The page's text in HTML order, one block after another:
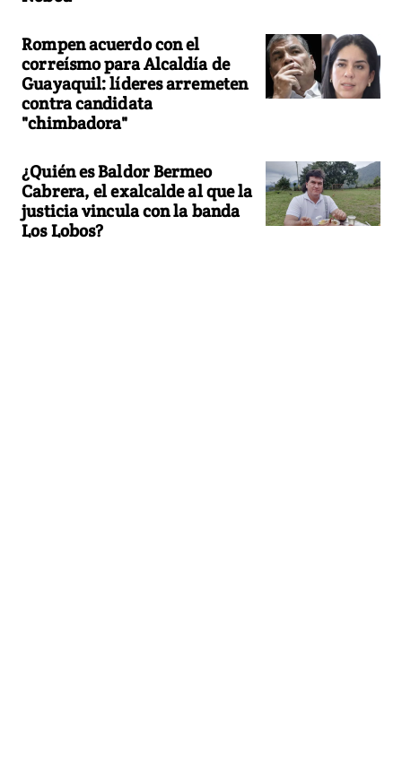
Rompen acuerdo con el
correísmo para Alcaldía de
Guayaquil: líderes arremeten
contra candidata
"chimbadora"
¿Quién es Baldor Bermeo
Cabrera, el exalcalde al que la
justicia vincula con la banda
Los Lobos?